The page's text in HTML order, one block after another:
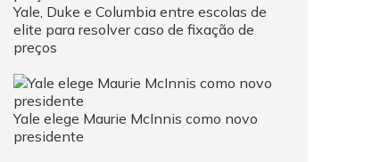
Yale, Duke e Columbia entre escolas de
elite para resolver caso de fixação de
preços
Yale elege Maurie McInnis como novo
presidente